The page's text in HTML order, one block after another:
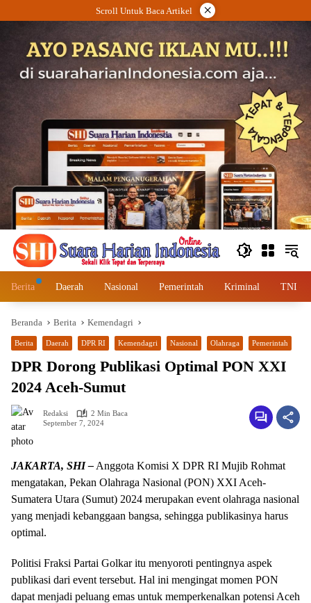
ke
Scroll Untuk Baca Artikel ×
wa.me/087842777025
Berita Daerah Nasional Pemerintah Kriminal TNI –
Beranda Berita Kemendagri
Berita Daerah DPR RI Kemendagri Nasional Olahraga Pemerintah
DPR Dorong Publikasi Optimal PON XXI
2024 Aceh-Sumut
Redaksi
2 Min Baca
September 7, 2024
JAKARTA, SHI – Anggota Komisi X DPR RI Mujib Rohmat
mengatakan, Pekan Olahraga Nasional (PON) XXI Aceh-
Sumatera Utara (Sumut) 2024 merupakan event olahraga nasional
yang menjadi kebanggaan bangsa, sehingga publikasinya harus
optimal.
Politisi Fraksi Partai Golkar itu menyoroti pentingnya aspek
publikasi dari event tersebut. Hal ini mengingat momen PON
dapat menjadi peluang emas untuk memperkenalkan potensi Aceh